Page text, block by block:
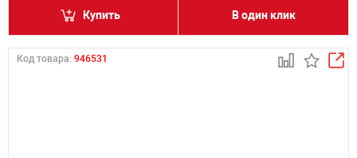
Купить В один клик
Код товара: 946531